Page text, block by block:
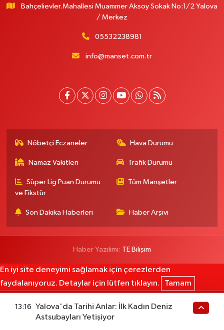
Bahçelievler.Mahallesi Muammer Aksoy Sokak No:1/2 Yalova
/ Merkez
05532238981
info@manset.com.tr
Nöbetçi Eczaneler Hava Durumu
Namaz Vakitleri Trafik Durumu
Süper Lig Puan Durumu
ve Fikstür
Tüm Manşetler
Son Dakika Haberleri Haber Arşivi
Haber Yazılımı: TE Bilişim
En iyi site deneyimi sağlamak için çerezlerden
faydalanıyoruz. Detaylar için lütfen tıklayın.
Tamam
13:16
Yalova'da Tarihi Anlar: İlk Kadın Deniz
Astsubayları Yetişiyor